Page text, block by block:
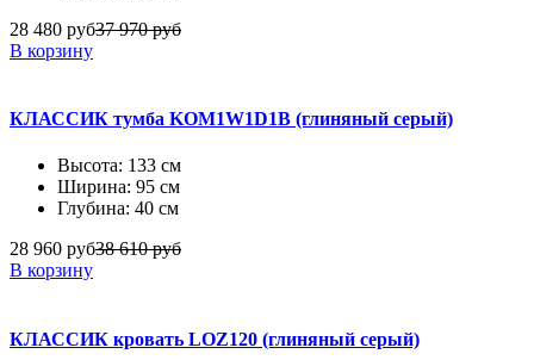
28 480 руб37 970 руб
В корзину
КЛАССИК тумба KOM1W1D1B (глиняный серый)
Высота: 133 см
Ширина: 95 см
Глубина: 40 см
28 960 руб38 610 руб
В корзину
КЛАССИК кровать LOZ120 (глиняный серый)